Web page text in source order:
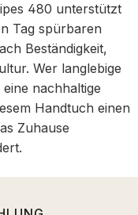
480 unterstützt
Tag spürbaren
Beständigkeit,
Wer langlebige
nachhaltige
Handtuch einen
Zuhause